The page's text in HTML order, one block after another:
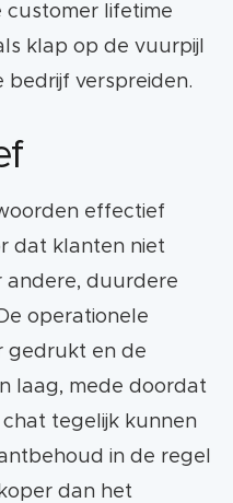
customer lifetime
klap op de vuurpijl
bedrijf verspreiden.
effectief
dat klanten niet
andere, duurdere
operationele
gedrukt en de
laag, mede doordat
tegelijk kunnen
in de regel
dan het